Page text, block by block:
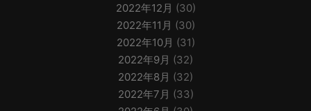
2022年12月 (30)
2022年11月 (30)
2022年10月 (31)
2022年9月 (32)
2022年8月 (32)
2022年7月 (33)